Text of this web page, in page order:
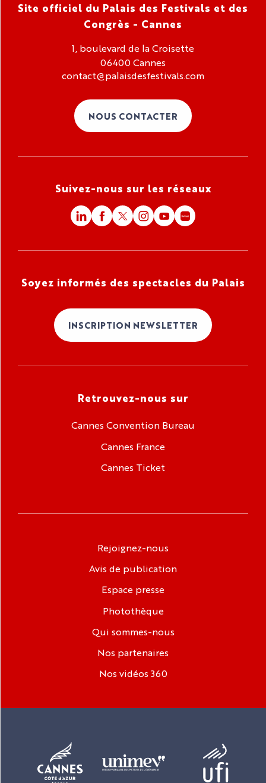
Site officiel du Palais des Festivals et des
Congrès - Cannes
1, boulevard de la Croisette
06400 Cannes
contact@palaisdesfestivals.com
NOUS CONTACTER
Suivez-nous sur les réseaux
Soyez informés des spectacles du Palais
INSCRIPTION NEWSLETTER
Retrouvez-nous sur
Cannes Convention Bureau
Cannes France
Cannes Ticket
Rejoignez-nous
Avis de publication
Espace presse
Photothèque
Qui sommes-nous
Nos partenaires
Nos vidéos 360